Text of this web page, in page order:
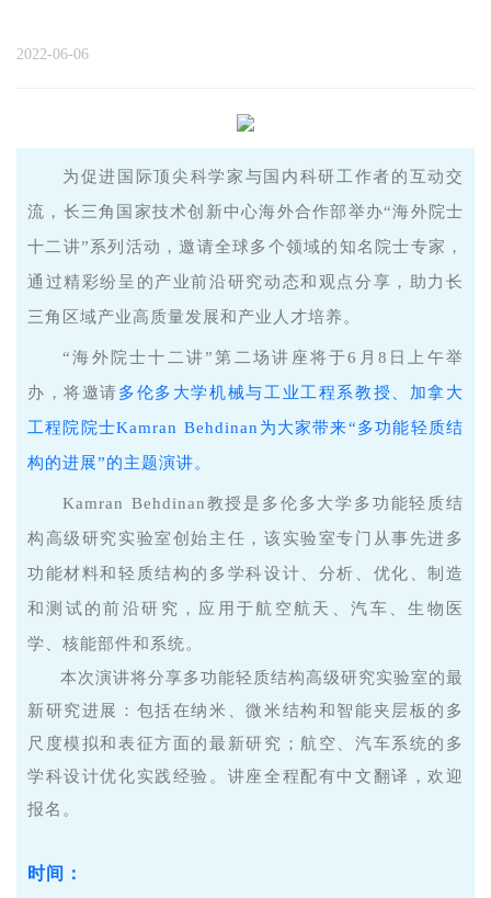
2022-06-06
为促进国际顶尖科学家与国内科研工作者的互动交
流，长三角国家技术创新中心海外合作部举办“海外院士
十二讲”系列活动，邀请全球多个领域的知名院士专家，
通过精彩纷呈的产业前沿研究动态和观点分享，助力长
三角区域产业高质量发展和产业人才培养。
“海外院士十二讲”第二场讲座将于6月8日上午举
办，将邀请多伦多大学机械与工业工程系教授、加拿大
工程院院士Kamran Behdinan为大家带来“多功能轻质结
构的进展”的主题演讲。
Kamran Behdinan教授是多伦多大学多功能轻质结
构高级研究实验室创始主任，该实验室专门从事先进多
功能材料和轻质结构的多学科设计、分析、优化、制造
和测试的前沿研究，应用于航空航天、汽车、生物医
学、核能部件和系统。
本次演讲将分享多功能轻质结构高级研究实验室的最
新研究进展：包括在纳米、微米结构和智能夹层板的多
尺度模拟和表征方面的最新研究；航空、汽车系统的多
学科设计优化实践经验。讲座全程配有中文翻译，欢迎
报名。
时间：